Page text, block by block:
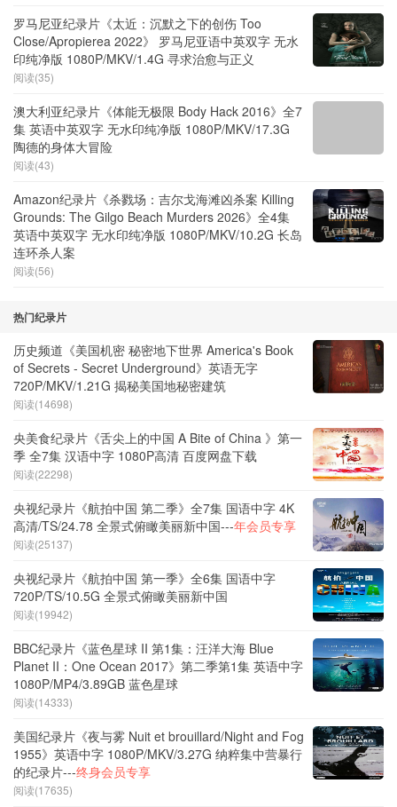
罗马尼亚纪录片《太近：沉默之下的创伤 Too
Close/Apropierea 2022》 罗马尼亚语中英双字 无水
印纯净版 1080P/MKV/1.4G 寻求治愈与正义
阅读(35)
澳大利亚纪录片《体能无极限 Body Hack 2016》全7
集 英语中英双字 无水印纯净版 1080P/MKV/17.3G
陶德的身体大冒险
阅读(43)
Amazon纪录片《杀戮场：吉尔戈海滩凶杀案 Killing
Grounds: The Gilgo Beach Murders 2026》全4集
英语中英双字 无水印纯净版 1080P/MKV/10.2G 长岛
连环杀人案
阅读(56)
热门纪录片
历史频道《美国机密 秘密地下世界 America's Book
of Secrets - Secret Underground》英语无字
720P/MKV/1.21G 揭秘美国地秘密建筑
阅读(14698)
央美食纪录片《舌尖上的中国 A Bite of China 》第一
季 全7集 汉语中字 1080P高清 百度网盘下载
阅读(22298)
央视纪录片《航拍中国 第二季》全7集 国语中字 4K
高清/TS/24.78 全景式俯瞰美丽新中国---年会员专享
阅读(25137)
央视纪录片《航拍中国 第一季》全6集 国语中字
720P/TS/10.5G 全景式俯瞰美丽新中国
阅读(19942)
BBC纪录片《蓝色星球 II 第1集：汪洋大海 Blue
Planet II：One Ocean 2017》第二季第1集 英语中字
1080P/MP4/3.89GB 蓝色星球
阅读(14333)
美国纪录片《夜与雾 Nuit et brouillard/Night and Fog
1955》英语中字 1080P/MKV/3.27G 纳粹集中营暴行
的纪录片---终身会员专享
阅读(17635)